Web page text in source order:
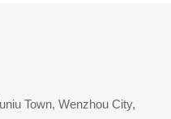
Town, Wenzhou City,